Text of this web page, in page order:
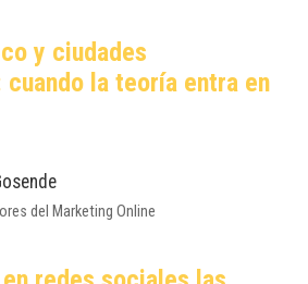
y ciudades
la teoría entra en
del Marketing Online